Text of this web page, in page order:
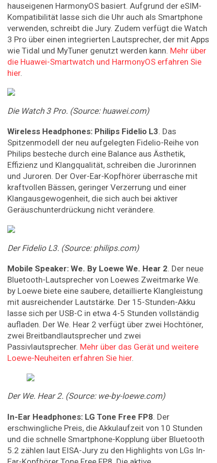
hauseigenen HarmonyOS basiert. Aufgrund der eSIM-
Kompatibilität lasse sich die Uhr auch als Smartphone
verwenden, schreibt die Jury. Zudem verfügt die Watch
3 Pro über einen integrierten Lautsprecher, der mit Apps
wie Tidal und MyTuner genutzt werden kann. Mehr über
die Huawei-Smartwatch und HarmonyOS erfahren Sie
hier.
Die Watch 3 Pro. (Source: huawei.com)
Wireless Headphones: Philips Fidelio L3. Das
Spitzenmodell der neu aufgelegten Fidelio-Reihe von
Philips besteche durch eine Balance aus Ästhetik,
Effizienz und Klangqualität, schreiben die Jurorinnen
und Juroren. Der Over-Ear-Kopfhörer überrasche mit
kraftvollen Bässen, geringer Verzerrung und einer
Klangausgewogenheit, die sich auch bei aktiver
Geräuschunterdrückung nicht verändere.
Der Fidelio L3. (Source: philips.com)
Mobile Speaker: We. By Loewe We. Hear 2. Der neue
Bluetooth-Lautsprecher von Loewes Zweitmarke We.
by Loewe biete eine saubere, detaillierte Klangleistung
mit ausreichender Lautstärke. Der 15-Stunden-Akku
lasse sich per USB-C in etwa 4-5 Stunden vollständig
aufladen. Der We. Hear 2 verfügt über zwei Hochtöner,
zwei Breitbandlautsprecher und zwei
Passivlautsprecher. Mehr über das Gerät und weitere
Loewe-Neuheiten erfahren Sie hier.
Der We. Hear 2. (Source: we-by-loewe.com)
In-Ear Headphones: LG Tone Free FP8. Der
erschwingliche Preis, die Akkulaufzeit von 10 Stunden
und die schnelle Smartphone-Kopplung über Bluetooth
5.2 zählen laut EISA-Jury zu den Highlights von LGs In-